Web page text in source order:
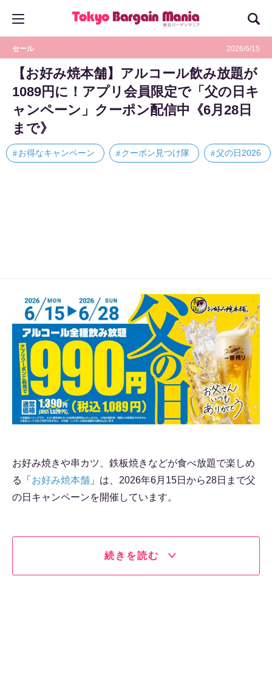
セール 2026/6/15
【お好み焼本舗】アルコール飲み放題が
1089円に！アプリ会員限定で「父の日キ
ャンペーン」クーポン配信中《6月28日
まで》
お得なキャンペーン クーポン見つけ隊 父の日2026
お好み焼きや串カツ、鉄板焼きなどが食べ放題で楽しめ
る「 お好み焼本舗 」は、2026年6月15日から28日まで父
の日キャンペーンを開催しています。
続きを読む